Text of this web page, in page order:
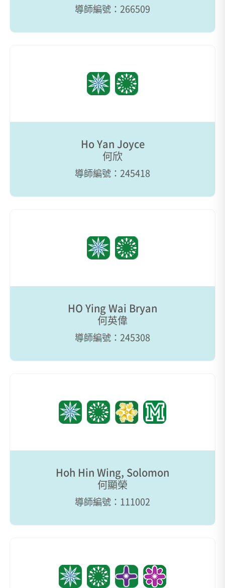
導師編號：266509
Ho Yan Joyce
何欣
導師編號：245418
HO Ying Wai Bryan
何英偉
導師編號：245308
Hoh Hin Wing, Solomon
何顯榮
導師編號：111002